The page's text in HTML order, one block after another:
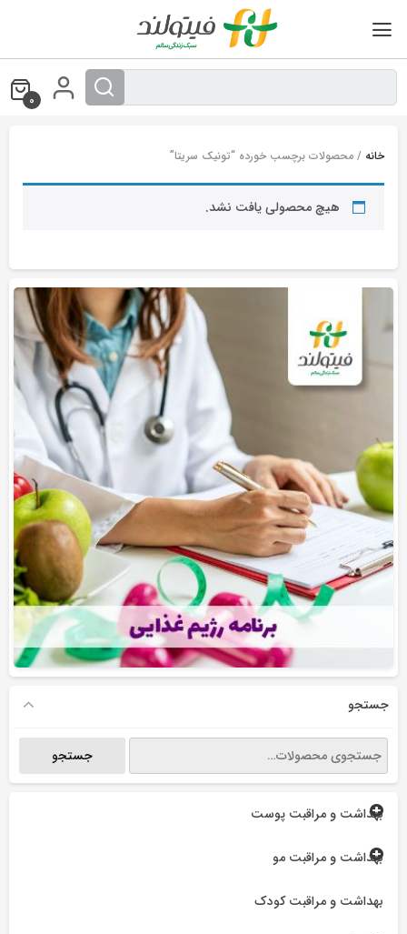
0
خانه / محصولات برچسب خورده “تونیک سریتا”
هیچ محصولی یافت نشد.
جستجو
جستجو
برای:
جستجو
بهداشت و مراقبت پوست
بهداشت و مراقبت مو
بهداشت و مراقبت کودک